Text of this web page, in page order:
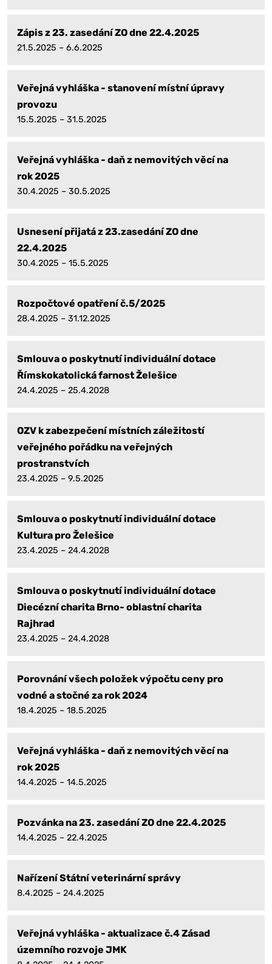
Zápis z 23. zasedání ZO dne 22.4.2025
21.5.2025 – 6.6.2025
Veřejná vyhláška - stanovení místní úpravy
provozu
15.5.2025 – 31.5.2025
Veřejná vyhláška - daň z nemovitých věcí na
rok 2025
30.4.2025 – 30.5.2025
Usnesení přijatá z 23.zasedání ZO dne
22.4.2025
30.4.2025 – 15.5.2025
Rozpočtové opatření č.5/2025
28.4.2025 – 31.12.2025
Smlouva o poskytnutí individuální dotace
Římskokatolická farnost Želešice
24.4.2025 – 25.4.2028
OZV k zabezpečení místních záležitostí
veřejného pořádku na veřejných
prostranstvích
23.4.2025 – 9.5.2025
Smlouva o poskytnutí individuální dotace
Kultura pro Želešice
23.4.2025 – 24.4.2028
Smlouva o poskytnutí individuální dotace
Diecézní charita Brno- oblastní charita
Rajhrad
23.4.2025 – 24.4.2028
Porovnání všech položek výpočtu ceny pro
vodné a stočné za rok 2024
18.4.2025 – 18.5.2025
Veřejná vyhláška - daň z nemovitých věcí na
rok 2025
14.4.2025 – 14.5.2025
Pozvánka na 23. zasedání ZO dne 22.4.2025
14.4.2025 – 22.4.2025
Nařízení Státní veterinární správy
8.4.2025 – 24.4.2025
Veřejná vyhláška - aktualizace č.4 Zásad
územního rozvoje JMK